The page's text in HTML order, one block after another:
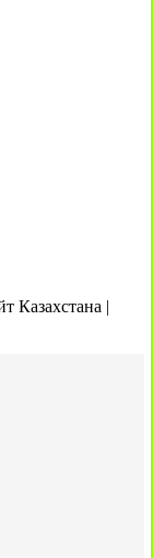
Казахстана |